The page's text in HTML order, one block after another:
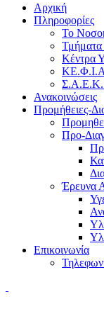
Αρχική
Πληροφορίες
Το
Τμήματα
Κέντρα
Ανακοινώσεις
Προμήθειες-
Προ-
Έρευνα
Επικοινωνία